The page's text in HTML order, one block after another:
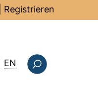
Registrieren
EN : this page in